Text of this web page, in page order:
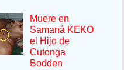
Muere en
Samaná KEKO
el Hijo de
Cutonga
Bodden